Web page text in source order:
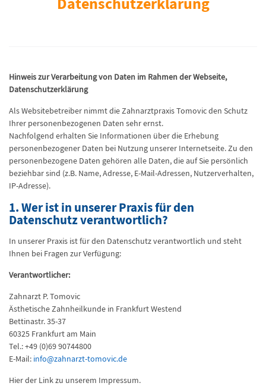
Hinweis zur Verarbeitung von Daten im Rahmen der Webseite,
Datenschutzerklärung
Als Websitebetreiber nimmt die Zahnarztpraxis Tomovic den Schutz
Ihrer personenbezogenen Daten sehr ernst.
Nachfolgend erhalten Sie Informationen über die Erhebung
personenbezogener Daten bei Nutzung unserer Internetseite. Zu den
personenbezogene Daten gehören alle Daten, die auf Sie persönlich
beziehbar sind (z.B. Name, Adresse, E-Mail-Adressen, Nutzerverhalten,
IP-Adresse).
1. Wer ist in unserer Praxis für den
Datenschutz verantwortlich?
In unserer Praxis ist für den Datenschutz verantwortlich und steht
Ihnen bei Fragen zur Verfügung:
Verantwortlicher:
Zahnarzt P. Tomovic
Ästhetische Zahnheilkunde in Frankfurt Westend
Bettinastr. 35-37
60325 Frankfurt am Main
Tel.: +49 (0)69 90744800
E-Mail: info@zahnarzt-tomovic.de
Hier der Link zu unserem Impressum.